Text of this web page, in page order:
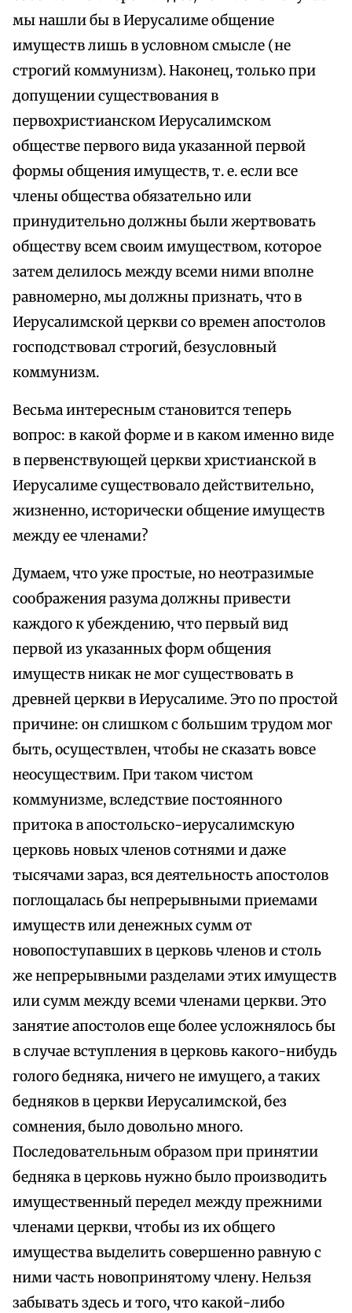
мы нашли бы в Иерусалиме общение
имуществ лишь в условном смысле (не
строгий коммунизм). Наконец, только при
допущении существования в
первохристианском Иерусалимском
обществе первого вида указанной первой
формы общения имуществ, т. е. если все
члены общества обязательно или
принудительно должны были жертвовать
обществу всем своим имуществом, которое
затем делилось между всеми ними вполне
равномерно, мы должны признать, что в
Иерусалимской церкви со времен апостолов
господствовал строгий, безусловный
коммунизм.
Весьма интересным становится теперь
вопрос: в какой форме и в каком именно виде
в первенствующей церкви христианской в
Иерусалиме существовало действительно,
жизненно, исторически общение имуществ
между ее членами?
Думаем, что уже простые, но неотразимые
соображения разума должны привести
каждого к убеждению, что первый вид
первой из указанных форм общения
имуществ никак не мог существовать в
древней церкви в Иерусалиме. Это по простой
причине: он слишком с большим трудом мог
быть, осуществлен, чтобы не сказать вовсе
неосуществим. При таком чистом
коммунизме, вследствие постоянного
притока в апостольско-иерусалимскую
церковь новых членов сотнями и даже
тысячами зараз, вся деятельность апостолов
поглощалась бы непрерывными приемами
имуществ или денежных сумм от
новопоступавших в церковь членов и столь
же непрерывными разделами этих имуществ
или сумм между всеми членами церкви. Это
занятие апостолов еще более усложнялось бы
в случае вступления в церковь какого-нибудь
голого бедняка, ничего не имущего, а таких
бедняков в церкви Иерусалимской, без
сомнения, было довольно много.
Последовательным образом при принятии
бедняка в церковь нужно было производить
имущественный передел между прежними
членами церкви, чтобы из их общего
имущества выделить совершенно равную с
ними часть новопринятому члену. Нельзя
забывать здесь и того, что какой-либо